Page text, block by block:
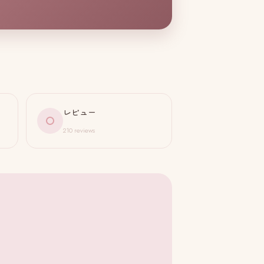
レビュー
210 reviews